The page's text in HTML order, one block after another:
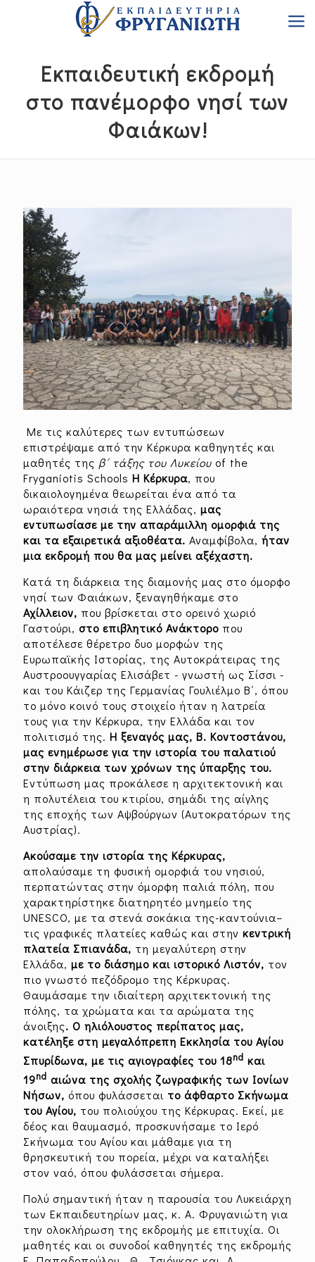
Εκπαιδευτική εκδρομή
στο πανέμορφο νησί των
Φαιάκων!
Με τις καλύτερες των εντυπώσεων
επιστρέψαμε από την Κέρκυρα καθηγητές και
μαθητές της β΄ τάξης του Λυκείου of the
Fryganiotis Schools Η Κέρκυρα, που
δικαιολογημένα θεωρείται ένα από τα
ωραιότερα νησιά της Ελλάδας, μας
εντυπωσίασε με την απαράμιλλη ομορφιά της
και τα εξαιρετικά αξιοθέατα. Αναμφίβολα, ήταν
μια εκδρομή που θα μας μείνει αξέχαστη.
Κατά τη διάρκεια της διαμονής μας στο όμορφο
νησί των Φαιάκων, ξεναγηθήκαμε στο
Αχίλλειον, που βρίσκεται στο ορεινό χωριό
Γαστούρι, στο επιβλητικό Ανάκτορο που
αποτέλεσε θέρετρο δυο μορφών της
Ευρωπαϊκής Ιστορίας, της Αυτοκράτειρας της
Αυστροουγγαρίας Ελισάβετ - γνωστή ως Σίσσι -
και του Κάιζερ της Γερμανίας Γουλιέλμο Β΄, όπου
το μόνο κοινό τους στοιχείο ήταν η λατρεία
τους για την Κέρκυρα, την Ελλάδα και τον
πολιτισμό της. Η ξεναγός μας, Β. Κοντοστάνου,
μας ενημέρωσε για την ιστορία του παλατιού
στην διάρκεια των χρόνων της ύπαρξης του.
Εντύπωση μας προκάλεσε η αρχιτεκτονική και
η πολυτέλεια του κτιρίου, σημάδι της αίγλης
της εποχής των Αψβούργων (Αυτοκρατόρων της
Αυστρίας).
Ακούσαμε την ιστορία της Κέρκυρας,
απολαύσαμε τη φυσική ομορφιά του νησιού,
περπατώντας στην όμορφη παλιά πόλη, που
χαρακτηρίστηκε διατηρητέο μνημείο της
UNESCO, με τα στενά σοκάκια της-καντούνια–
τις γραφικές πλατείες καθώς και στην κεντρική
πλατεία Σπιανάδα, τη μεγαλύτερη στην
Ελλάδα, με το διάσημο και ιστορικό Λιστόν, τον
πιο γνωστό πεζόδρομο της Κέρκυρας.
Θαυμάσαμε την ιδιαίτερη αρχιτεκτονική της
πόλης, τα χρώματα και τα αρώματα της
άνοιξης. Ο ηλιόλουστος περίπατος μας,
κατέληξε στη μεγαλόπρεπη Εκκλησία του Αγίου
Σπυρίδωνα, με τις αγιογραφίες του 18nd και
19nd αιώνα της σχολής ζωγραφικής των Ιονίων
Νήσων, όπου φυλάσσεται το άφθαρτο Σκήνωμα
του Αγίου, του πολιούχου της Κέρκυρας. Εκεί, με
δέος και θαυμασμό, προσκυνήσαμε το Ιερό
Σκήνωμα του Αγίου και μάθαμε για τη
θρησκευτική του πορεία, μέχρι να καταλήξει
στον ναό, όπου φυλάσσεται σήμερα.
Πολύ σημαντική ήταν η παρουσία του Λυκειάρχη
των Εκπαιδευτηρίων μας, κ. Α. Φρυγανιώτη για
την ολοκλήρωση της εκδρομής με επιτυχία. Οι
μαθητές και οι συνοδοί καθηγητές της εκδρομής